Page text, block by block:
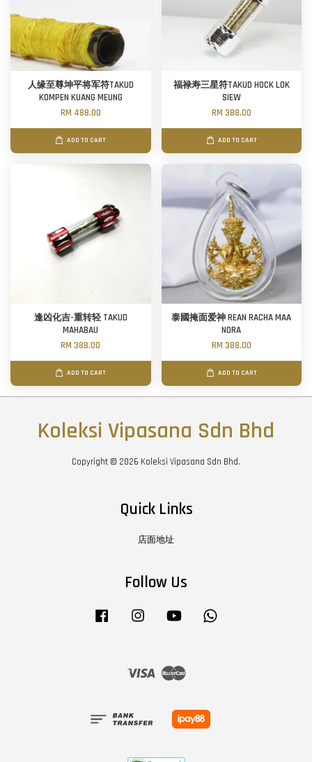
人缘至尊坤平将军符TAKUD
KOMPEN KUANG MEUNG
RM 488.00
ADD TO CART
福禄寿三星符TAKUD HOCK LOK
SIEW
RM 388.00
ADD TO CART
逢凶化吉-重转轻 TAKUD
MAHABAU
RM 388.00
ADD TO CART
泰國掩面爱神 REAN RACHA MAA
NORA
RM 388.00
ADD TO CART
Koleksi Vipasana Sdn Bhd
Copyright © 2026 Koleksi Vipasana Sdn Bhd.
Quick Links
店面地址
Follow Us
Facebook Instagram YouTube
Visa Master